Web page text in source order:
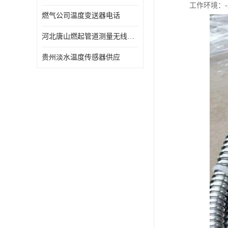
燃气公司温度变送器电话
河北唐山燃起管道测量无线压力变送器型号 性能稳定
贵州淡水温度传感器供应
工作环境：